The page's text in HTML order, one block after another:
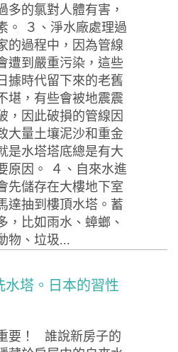
多的氯對人體有害，
。 ３、淨水廠處理過
的過程中，因為管線
遭到嚴重污染，這些
據時代留下來的老舊
堪，有些會被地震震
，因此破損的管線因
大量土壤泥沙和重金
是水塔塔底總是有大
原因。 ４、自來水進
先儲存在大樓地下室
達抽到樓頂水塔。蓄
，比如雨水、蟑螂、
物、垃圾...
水塔。日本的習性
要！ 誰說新房子的